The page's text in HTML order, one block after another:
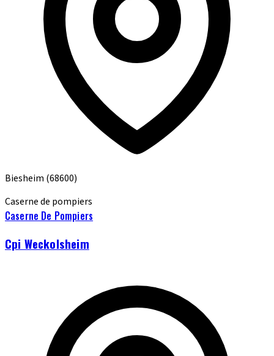
Biesheim (68600)
Caserne de pompiers
Caserne De Pompiers
Cpi Weckolsheim